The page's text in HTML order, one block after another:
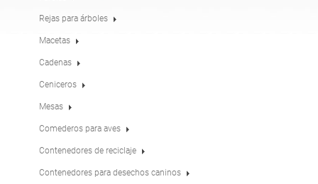
Pérgolas
Comederos para aves Farolas
inglés (USA)
italiano
letón lituano
Rejas para árboles
Macetas
Cadenas
Ceniceros
Mesas
Comederos para aves
Contenedores de reciclaje
Contenedores para desechos caninos